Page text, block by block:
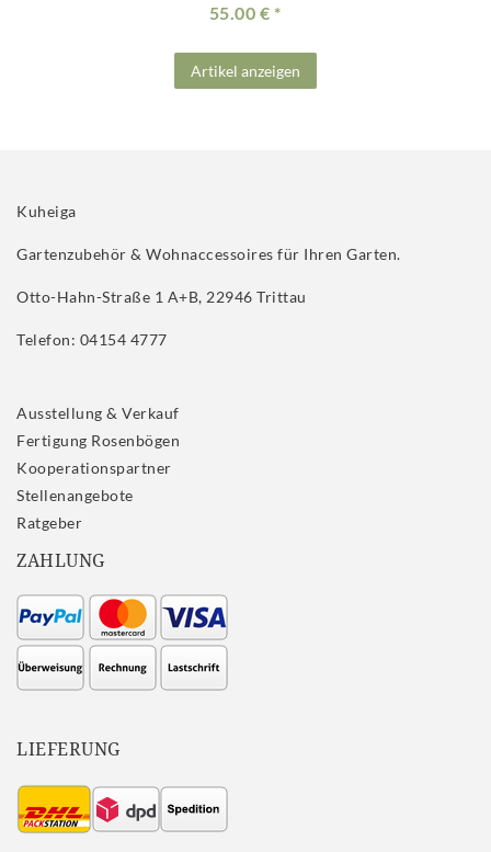
55.00 €
Artikel anzeigen
Kuheiga
Gartenzubehör & Wohnaccessoires für Ihren Garten.
Otto-Hahn-Straße 1 A+B, 22946 Trittau
Telefon: 04154 4777
Ausstellung & Verkauf
Fertigung Rosenbögen
Kooperationspartner
Stellenangebote
Ratgeber
ZAHLUNG
LIEFERUNG